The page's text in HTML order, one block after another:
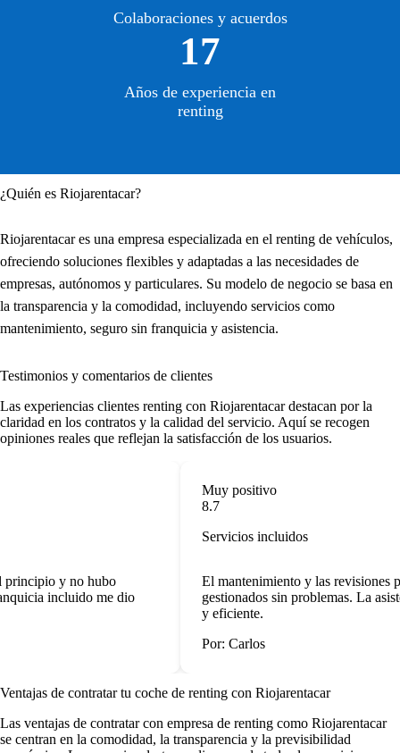
Colaboraciones y acuerdos
17
Años de experiencia en
renting
¿Quién es Riojarentacar?
Riojarentacar es una empresa especializada en el renting de vehículos,
ofreciendo soluciones flexibles y adaptadas a las necesidades de
empresas, autónomos y particulares. Su modelo de negocio se basa en
la transparencia y la comodidad, incluyendo servicios como
mantenimiento, seguro sin franquicia y asistencia.
Testimonios y comentarios de clientes
Las experiencias clientes renting con Riojarentacar destacan por la
claridad en los contratos y la calidad del servicio. Aquí se recogen
opiniones reales que reflejan la satisfacción de los usuarios.
y no hubo
incluido me dio
Muy positivo
8.7
Servicios incluidos
El mantenimiento y las revisiones
gestionados sin problemas. La
y eficiente.
Por: Carlos
Ventajas de contratar tu coche de renting con Riojarentacar
Las ventajas de contratar con empresa de renting como Riojarentacar
se centran en la comodidad, la transparencia y la previsibilidad